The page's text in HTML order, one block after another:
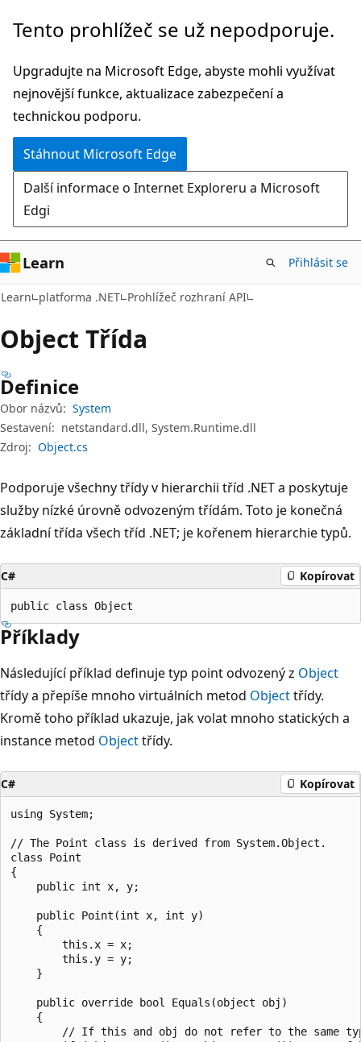
Přeskočit
hlavní
obsah
Přeskočit
navigaci
na
stránce
Tento prohlížeč se už nepodporuje.
Upgradujte na Microsoft Edge, abyste mohli využívat
nejnovější funkce, aktualizace zabezpečení a
technickou podporu.
Stáhnout Microsoft Edge
Další informace o Internet Exploreru a Microsoft
Edgi
Learn Přihlásit se
Learn platforma .NET Prohlížeč rozhraní API
Object Třída
Definice
Obor názvů: System
Sestavení: netstandard.dll, System.Runtime.dll
Zdroj: Object.cs
Podporuje všechny třídy v hierarchii tříd .NET a poskytuje
služby nízké úrovně odvozeným třídám. Toto je konečná
základní třída všech tříd .NET; je kořenem hierarchie typů.
C# Kopírovat
public class Object
Příklady
Následující příklad definuje typ point odvozený z Object
třídy a přepíše mnoho virtuálních metod Objecttřídy.
Kromě toho příklad ukazuje, jak volat mnoho statických a
instance metod Objecttřídy.
C# Kopírovat
using System;
// The Point class is derived from System.Object.
class Point
{
    public int x, y;
    public Point(int x, int y)
    {
        this.x = x;
        this.y = y;
    }
    public override bool Equals(object obj)
    {
// If this and obj do not refer to the same